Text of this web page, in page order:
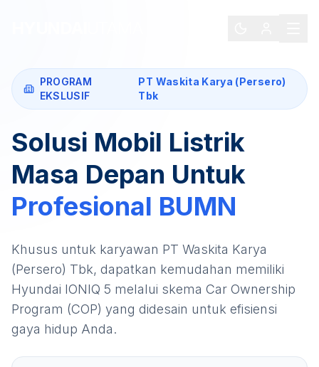
PROGRAM
EKSLUSIF
PT Waskita Karya (Persero)
Tbk
Solusi Mobil Listrik
Masa Depan Untuk
Profesional BUMN
Khusus untuk karyawan PT Waskita Karya
(Persero) Tbk, dapatkan kemudahan memiliki
Hyundai IONIQ 5 melalui skema Car Ownership
Program (COP) yang didesain untuk efisiensi
gaya hidup Anda.